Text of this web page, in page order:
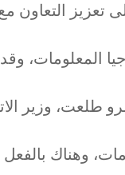
تعزيز التعاون
المعلومات، وقد
طلعت، وزير
وهناك